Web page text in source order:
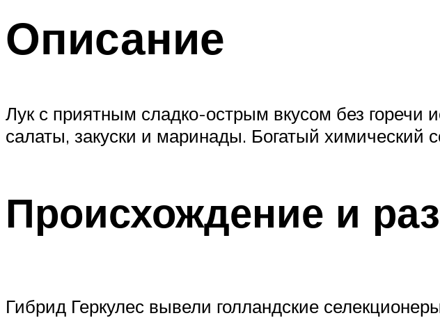
Описание
Лук с приятным сладко-острым вкусом без горечи
салаты, закуски и маринады. Богатый
Происхождение и
Гибрид Геркулес вывели голландские